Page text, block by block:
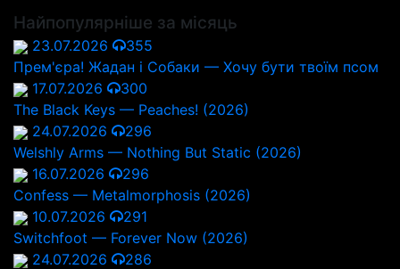
Найпопулярніше за місяць
23.07.2026
355
Прем'єра! Жадан і Собаки — Хочу бути твоїм псом
17.07.2026
300
The Black Keys — Peaches! (2026)
24.07.2026
296
Welshly Arms — Nothing But Static (2026)
16.07.2026
296
Confess — Metalmorphosis (2026)
10.07.2026
291
Switchfoot — Forever Now (2026)
24.07.2026
286